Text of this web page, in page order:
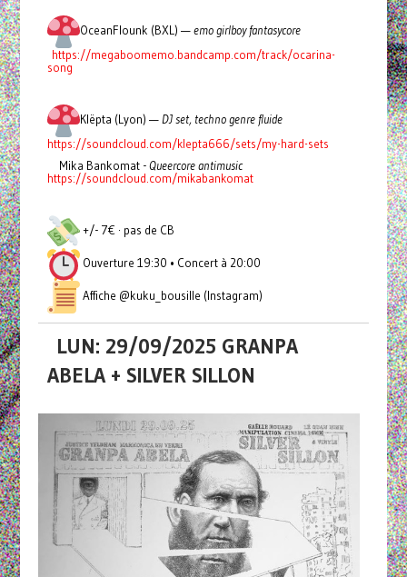
OceanFlounk (BXL) —emo girlboy fantasycore
https://megaboomemo.bandcamp.com/track/ocarina-
song
Klëpta (Lyon) —DJ set, techno genre fluide
https://soundcloud.com/klepta666/sets/my-hard-sets
Mika Bankomat -Queercore antimusic
https://soundcloud.com/mikabankomat
+/- 7€ · pas de CB
Ouverture 19:30 • Concert à 20:00
Affiche @kuku_bousille (Instagram)
LUN: 29/09/2025 GRANPA
ABELA + SILVER SILLON